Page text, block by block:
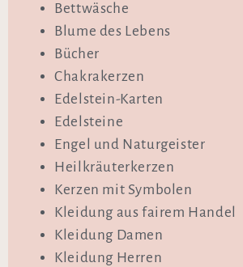
Bettwäsche
Blume des Lebens
Bücher
Chakrakerzen
Edelstein-Karten
Edelsteine
Engel und Naturgeister
Heilkräuterkerzen
Kerzen mit Symbolen
Kleidung aus fairem Handel
Kleidung Damen
Kleidung Herren